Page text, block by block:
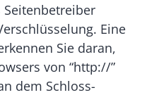
Seitenbetreiber
Eine
Sie daran,
von “http://”
dem Schloss-